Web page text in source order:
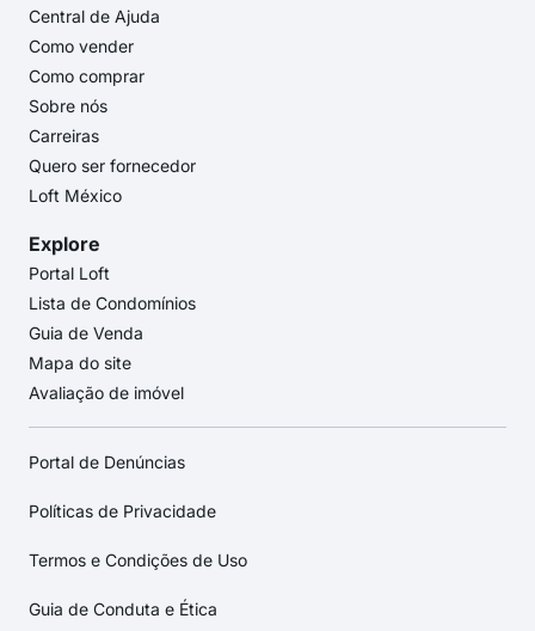
Central de Ajuda
Como vender
Como comprar
Sobre nós
Carreiras
Quero ser fornecedor
Loft México
Explore
Portal Loft
Lista de Condomínios
Guia de Venda
Mapa do site
Avaliação de imóvel
Portal de Denúncias
Políticas de Privacidade
Termos e Condições de Uso
Guia de Conduta e Ética